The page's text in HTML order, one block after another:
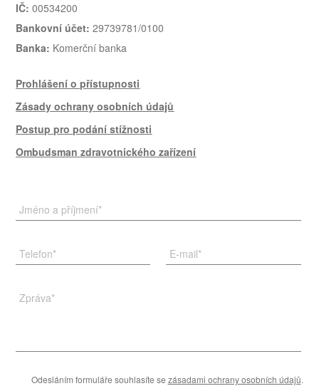
IČ: 00534200
Bankovní účet: 29739781/0100
Banka: Komerční banka
Prohlášení o přístupnosti
Zásady ochrany osobních údajů
Postup pro podání stížnosti
Ombudsman zdravotnického zařízení
Jméno a příjmení*
Telefon* E-mail*
Zpráva*
Odesláním formuláře souhlasíte se zásadami ochrany osobních údajů.